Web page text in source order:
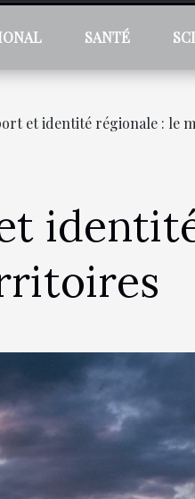
SANTÉ
et identité régionale : le